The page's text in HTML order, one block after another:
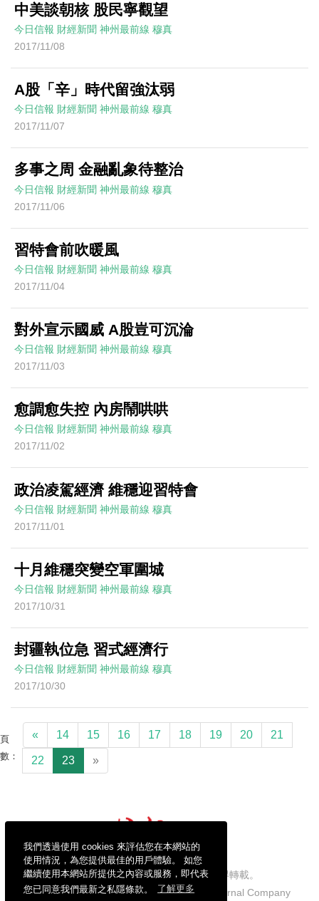
我們透過使用 cookies 來評估您在本網站的
使用情況，為您提供最佳的用戶體驗。 如您
繼續使用本網站所提供之內容或服務，即代表
您已同意我們最新之私隱條款。
了解更多
中美談朝核 股民寧觀望
今日信報 財經新聞 神州最前線 穆真
2017/11/08
A股「辛」時代留強汰弱
今日信報 財經新聞 神州最前線 穆真
2017/11/07
多事之周 金融亂象待整治
今日信報 財經新聞 神州最前線 穆真
2017/11/06
習特會前吹暖風
今日信報 財經新聞 神州最前線 穆真
2017/11/04
對外宣示國威 A股豈可沉淪
今日信報 財經新聞 神州最前線 穆真
2017/11/03
愈調愈失控 內房鬧哄哄
今日信報 財經新聞 神州最前線 穆真
2017/11/02
政治凌駕經濟 維穩迎習特會
今日信報 財經新聞 神州最前線 穆真
2017/11/01
十月維穩突變空軍圍城
今日信報 財經新聞 神州最前線 穆真
2017/10/31
封疆執位急 習式經濟行
今日信報 財經新聞 神州最前線 穆真
2017/10/30
頁
數：
« 14 15 16 17 18 19 20 21
22 23 »
信報財經新聞有限公司版權所有，不得轉載。
Copyright © 2026 Hong Kong Economic Journal Company